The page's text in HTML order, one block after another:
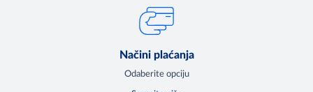
Načini plaćanja
Odaberite opciju